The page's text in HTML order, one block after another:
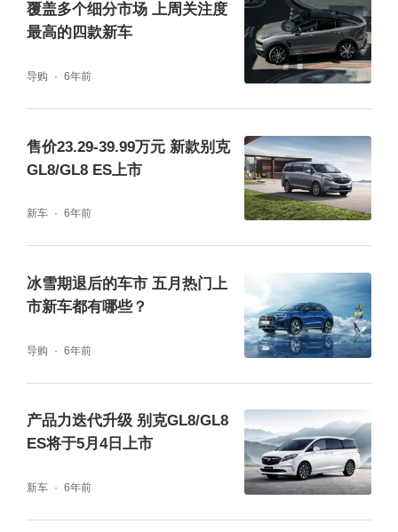
覆盖多个细分市场 上周关注度
最高的四款新车
导购 6年前
售价23.29-39.99万元 新款别克
GL8/GL8 ES上市
新车 6年前
冰雪期退后的车市 五月热门上
市新车都有哪些？
导购 6年前
产品力迭代升级 别克GL8/GL8
ES将于5月4日上市
新车 6年前